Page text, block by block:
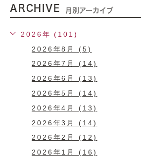
ARCHIVE 月別アーカイブ
2026年 (101)
2026年8月 (5)
2026年7月 (14)
2026年6月 (13)
2026年5月 (14)
2026年4月 (13)
2026年3月 (14)
2026年2月 (12)
2026年1月 (16)